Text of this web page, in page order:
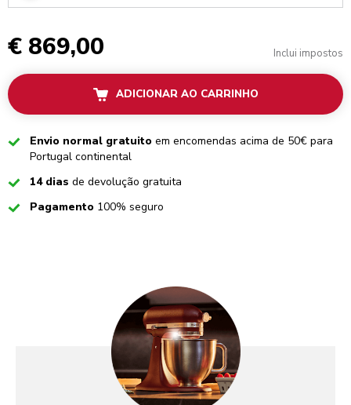
€ 869,00 Inclui impostos
ADICIONAR AO CARRINHO
CheckedEnvio normal gratuito em encomendas acima de 50€ para
Portugal continental
Checked
14 dias de devolução gratuita
CheckedPagamento 100% seguro